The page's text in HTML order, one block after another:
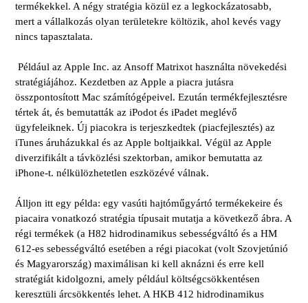
termékekkel. A négy stratégia közül ez a legkockázatosabb,
mert a vállalkozás olyan területekre költözik, ahol kevés vagy
nincs tapasztalata.
Például az Apple Inc. az Ansoff Matrixot használta növekedési
stratégiájához. Kezdetben az Apple a piacra jutásra
összpontosított Mac számítógépeivel. Ezután termékfejlesztésre
tértek át, és bemutatták az iPodot és iPadet meglévő
ügyfeleiknek. Új piacokra is terjeszkedtek (piacfejlesztés) az
iTunes áruházukkal és az Apple boltjaikkal. Végül az Apple
diverzifikált a távközlési szektorban, amikor bemutatta az
iPhone-t. nélkülözhetetlen eszközévé válnak.
Álljon itt egy példa: egy vasúti hajtóműgyártó termékekeire és
piacaira vonatkozó stratégia típusait mutatja a következő ábra. A
régi termékek (a H82 hidrodinamikus sebességváltó és a HM
612-es sebességváltó esetében a régi piacokat (volt Szovjetúnió
és Magyarország) maximálisan ki kell aknázni és erre kell
stratégiát kidolgozni, amely például költségcsökkentésen
keresztüli árcsökkentés lehet. A HKB 412 hidrodinamikus